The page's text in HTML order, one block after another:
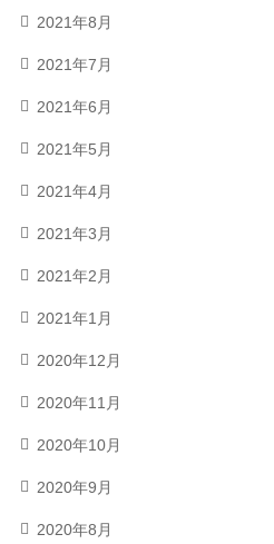
2021年8月
2021年7月
2021年6月
2021年5月
2021年4月
2021年3月
2021年2月
2021年1月
2020年12月
2020年11月
2020年10月
2020年9月
2020年8月